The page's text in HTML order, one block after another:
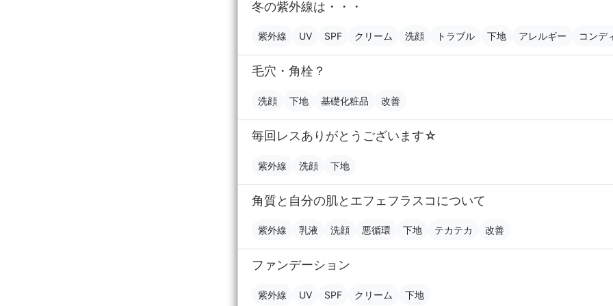
冬の紫外線は・・・
紫外線 UV SPF クリーム 洗顔 トラブル 下地 アレルギー コンデ
毛穴・角栓？
洗顔 下地 基礎化粧品 改善
毎回レスありがとうございます☆
紫外線 洗顔 下地
角質と自分の肌とエフェフラスコについて
紫外線 乳液 洗顔 悪循環 下地 テカテカ 改善
ファンデーション
紫外線 UV SPF クリーム 下地